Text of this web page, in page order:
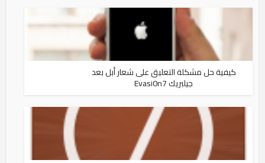
كيفية حل مشكلة التعليق على شعار أبل بعد
جيلبريك Evasi0n7